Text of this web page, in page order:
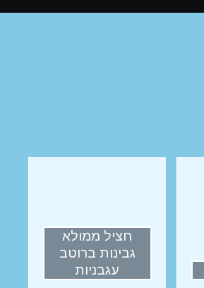
חציל ממולא
גבינות ברוטב
עגבניות